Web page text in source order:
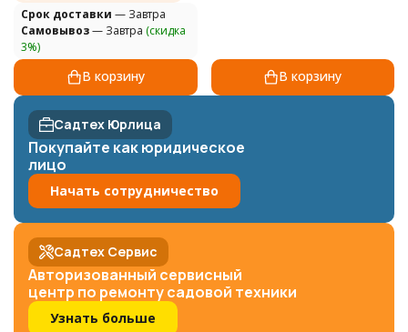
Cрок доставки — Завтра
Самовывоз— Завтра (скидка
3%)
В корзину В корзину
Садтех Юрлица
Покупайте как юридическое
лицо
Начать сотрудничество
Садтех Сервис
Авторизованный сервисный
центр по ремонту садовой техники
Узнать больше